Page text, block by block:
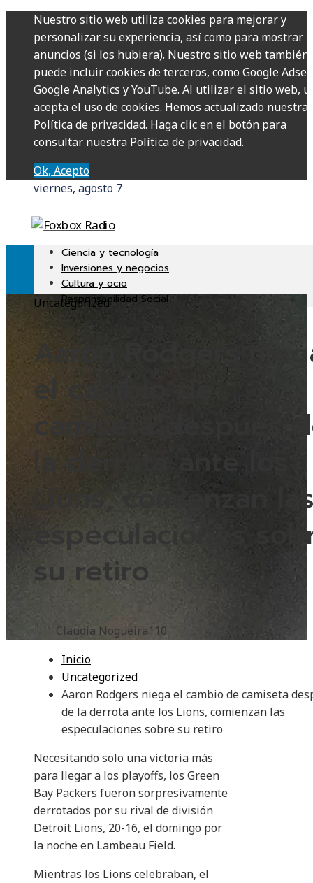
Nuestro sitio web utiliza cookies para mejorar y
personalizar su experiencia, así como para mostrar
anuncios (si los hubiera). Nuestro sitio web también
puede incluir cookies de terceros, como Google
Google Analytics y YouTube. Al utilizar el sitio web,
acepta el uso de cookies. Hemos actualizado nuestra
Política de privacidad. Haga clic en el botón para
consultar nuestra Política de privacidad.
Ok, Acepto
viernes, agosto 7
Ciencia y tecnología
Inversiones y negocios
Cultura y ocio
Responsabilidad Social
Uncategorized
Aaron Rodgers
el cambio de
camiseta después
la derrota ante los
Lions, comienzan
especulaciones
su retiro
Claudia Nogueira110
Inicio
Uncategorized
Aaron Rodgers niega el cambio de camiseta
de la derrota ante los Lions, comienzan las
especulaciones sobre su retiro
Necesitando solo una victoria más
para llegar a los playoffs, los Green
Bay Packers fueron sorpresivamente
derrotados por su rival de división
Detroit Lions, 20-16, el domingo por
la noche en Lambeau Field.
Mientras los Lions celebraban, el